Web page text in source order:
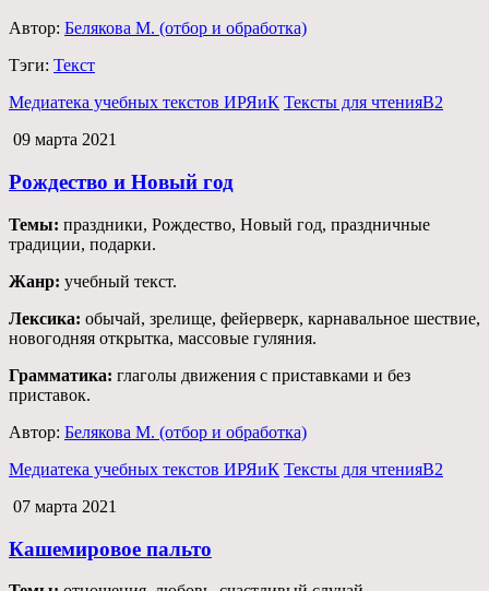
Автор: Белякова М. (отбор и обработка)
Тэги: Текст
Медиатека учебных текстов ИРЯиК Тексты для чтенияB2
09 марта 2021
Рождество и Новый год
Темы: праздники, Рождество, Новый год, праздничные
традиции, подарки.
Жанр: учебный текст.
Лексика: обычай, зрелище, фейерверк, карнавальное шествие,
новогодняя открытка, массовые гуляния.
Грамматика: глаголы движения с приставками и без
приставок.
Автор: Белякова М. (отбор и обработка)
Медиатека учебных текстов ИРЯиК Тексты для чтенияB2
07 марта 2021
Кашемировое пальто